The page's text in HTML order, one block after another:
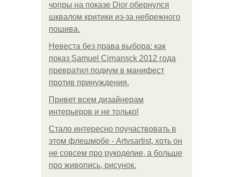
чопры на показе Dior обернулся
шквалом критики из-за небрежного
пошива.
Невеста без права выбора: как
показ Samuel Cirnansck 2012 года
превратил подиум в манифест
против принуждения.
Привет всем дизайнерам
интерьеров и не только!
Стало интересно поучаствовать в
этом флешмобе - Artvsartist, хоть он
не совсем про рукоделие, а больше
про живопись, рисунок.